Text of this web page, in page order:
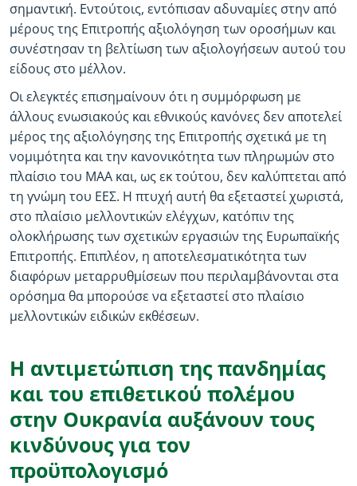
σημαντική. Εντούτοις, εντόπισαν αδυναμίες στην από
μέρους της Επιτροπής αξιολόγηση των οροσήμων και
συνέστησαν τη βελτίωση των αξιολογήσεων αυτού του
είδους στο μέλλον.
Οι ελεγκτές επισημαίνουν ότι η συμμόρφωση με
άλλους ενωσιακούς και εθνικούς κανόνες δεν αποτελεί
μέρος της αξιολόγησης της Επιτροπής σχετικά με τη
νομιμότητα και την κανονικότητα των πληρωμών στο
πλαίσιο του ΜΑΑ και, ως εκ τούτου, δεν καλύπτεται από
τη γνώμη του ΕΕΣ. Η πτυχή αυτή θα εξεταστεί χωριστά,
στο πλαίσιο μελλοντικών ελέγχων, κατόπιν της
ολοκλήρωσης των σχετικών εργασιών της Ευρωπαϊκής
Επιτροπής. Επιπλέον, η αποτελεσματικότητα των
διαφόρων μεταρρυθμίσεων που περιλαμβάνονται στα
ορόσημα θα μπορούσε να εξεταστεί στο πλαίσιο
μελλοντικών ειδικών εκθέσεων.
Η αντιμετώπιση της πανδημίας
και του επιθετικού πολέμου
στην Ουκρανία αυξάνουν τους
κινδύνους για τον
προϋπολογισμό